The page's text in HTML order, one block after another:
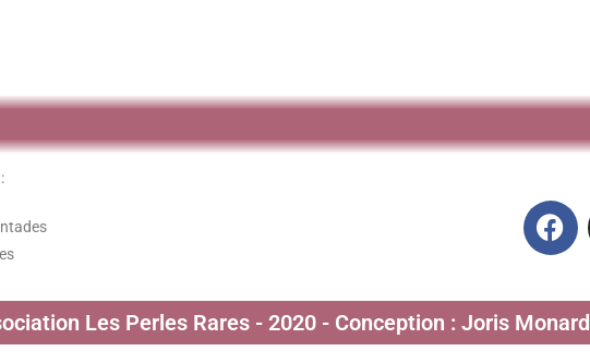
Les Perles Rares - 2020 - Conception : Joris Monard